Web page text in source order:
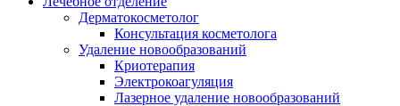
Дерматокосметолог
Консультация косметолога
Удаление новообразований
Криотерапия
Электрокоагуляция
Лазерное удаление новообразований